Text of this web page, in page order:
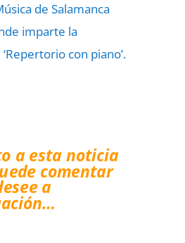
de Salamanca
imparte la
con piano’.
a esta noticia
comentar
a